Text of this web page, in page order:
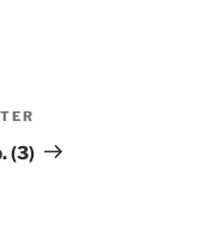
Beitrag
(3)